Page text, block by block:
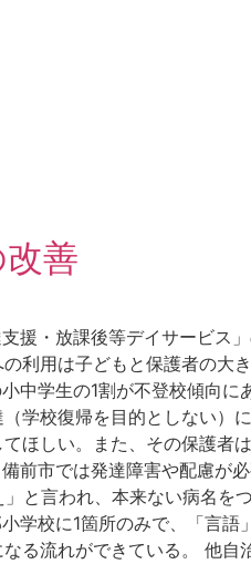
善
援・放課後等デイサービス
利用は子どもと保護者の大
学生の1割が不登校傾向
学校復帰を目的としない）
ほしい。また、その保護者
前市では発達障害や配慮が
と言われ、本来ない病名を
校に1箇所のみで、「言
る流れができている。 他